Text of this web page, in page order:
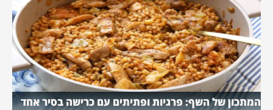
המתכון של השף: פרגיות ופתיתים עם כרישה בסיר אחד